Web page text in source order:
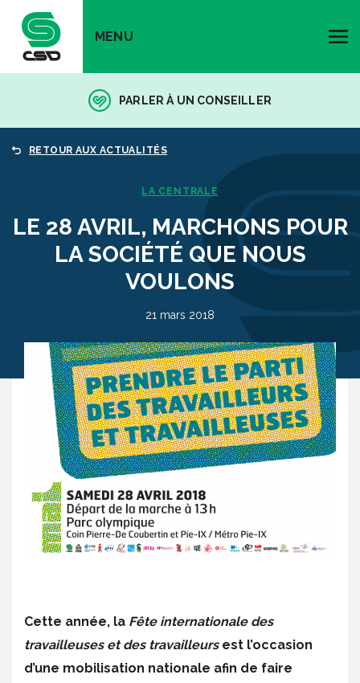
MENU
PARLER À UN CONSEILLER
RETOUR AUX ACTUALITÉS
LA CENTRALE
LE 28 AVRIL, MARCHONS POUR
LA SOCIÉTÉ QUE NOUS
VOULONS
21 mars 2018
Cette année, la Fête internationale des
travailleuses et des travailleursest l’occasion
d’une mobilisation nationale afin de faire